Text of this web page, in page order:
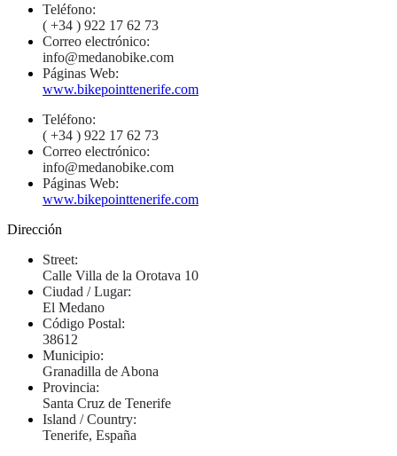
Teléfono:
( +34 ) 922 17 62 73
Correo electrónico:
info@medanobike.com
Páginas Web:
www.bikepointtenerife.com
Teléfono:
( +34 ) 922 17 62 73
Correo electrónico:
info@medanobike.com
Páginas Web:
www.bikepointtenerife.com
Dirección
Street:
Calle Villa de la Orotava 10
Ciudad / Lugar:
El Medano
Código Postal:
38612
Municipio:
Granadilla de Abona
Provincia:
Santa Cruz de Tenerife
Island / Country:
Tenerife, España